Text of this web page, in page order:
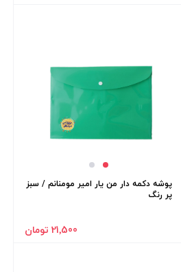
پوشه دکمه دار من یار امیر مومنانم / سبز
پر رنگ
21٬500 تومان